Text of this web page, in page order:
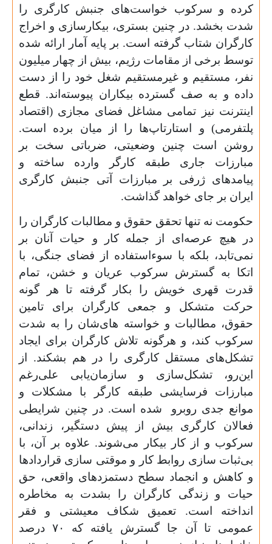
کرده و سرکوب خواست‌های جنبش کارگری را
شدت بخشد. در چنین بستری، بیکارسازی و اخراج
کارگران شتاب گرفته است. بر پایه آمار ارائه شده
توسط برخی از مقامات رژیم، بیش از چهار میلیون
نفر، مستقیم و غیرمستقیم شغل خود را از دست
داده و به صف گسترده بیکاران پیوسته‌اند. قطع
اینترنت نیز تمامی مشاغل فضای مجازی (اقتصاد
پلتفرمی) و استارتاپ‌ها را از میان برده است.
روشن است چنین وضعیتی، ضرباتی سخت بر
مبارزات جاری طبقه کارگر وارده ساخته و
پیامدهای ژرفی بر مبارزات آتی جنبش کارگری
ایران بر جای خواهد گذاشت.
حکومت نه تنها تحقق حقوق و مطالبات کارگران را
در هیچ عرصه‌ای از جمله کار و حیات آنان بر
نمی‌تابد، بلکه با سوءاستفاده از فضای جنگی، با
اتکا به گسترش سرکوب عریان و خشن، تمام
قدرت قهری خویش را بکار گرفته تا هر گونه
حرکت متشکل و جمعی کارگران برای تامین
حقوق، مطالبات و خواسته های‌شان را به شدت
سرکوب کند، و هرگونه تلاش کارگران برای ایجاد
تشکل‌های مستقل کارگری را در هم بشکند. از
این‌رو، تشکل‌سازی و سازمان‌یابی علی‌رغم
مبارزات فرسایشی طبقه کارگر با مشکلات و
موانع جدی روبرو شده است. در چنین شرایطی
فعالان کارگری بیش از پیش دستگیر، زندانی،
سرکوب و از کار بیکار می‌شوند. علاوه بر آن، با
بی‌ثبات سازی روابط کار و موقتی سازی قراردادها
و کاهش و انجماد سطح دستمزدهای واقعی، حق
حیات و زندگی کارگران را بشدت به مخاطره
انداخته است. تعمیق شکاف معیشتی و فقر
عمومی تا آن جا گسترش یافته که
۷۰درصد